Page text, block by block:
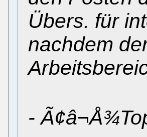
Übers. für
nachdem
-